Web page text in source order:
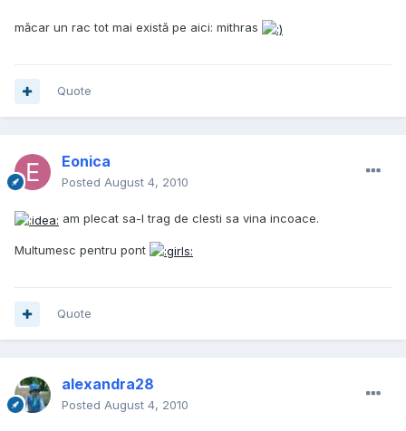
măcar un rac tot mai există pe aici: mithras
Quote
Eonica
Posted August 4, 2010
am plecat sa-l trag de clesti sa vina incoace.
Multumesc pentru pont
Quote
alexandra28
Posted August 4, 2010